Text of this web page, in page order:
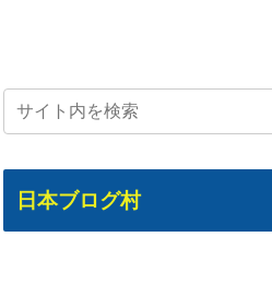
日本ブログ村